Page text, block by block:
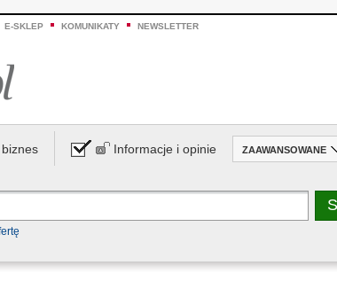
E-SKLEP KOMUNIKATY NEWSLETTER
Informacje i opinie ZAAWANSOWANE